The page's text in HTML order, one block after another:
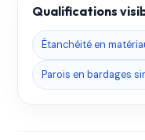
Qualifications
Étanchéité en
Parois en bardages